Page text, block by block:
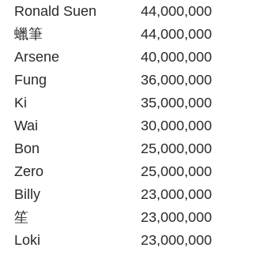
Ronald Suen		44,000,000
44,000,000
Arsene			40,000,000
Fung			36,000,000
Ki				35,000,000
Wai				30,000,000
Bon  			25,000,000
Zero
25,000,000
Billy				23,000,000
笙				23,000,000
Loki				23,000,000